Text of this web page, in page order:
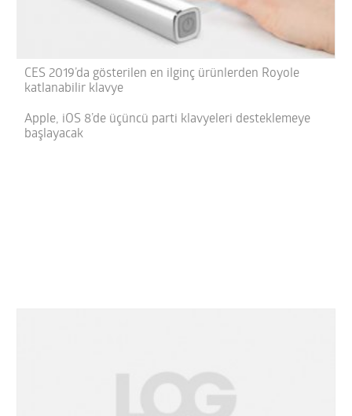
CES 2019’da gösterilen en ilginç ürünlerden Royole
katlanabilir klavye
Apple, iOS 8’de üçüncü parti klavyeleri desteklemeye
başlayacak